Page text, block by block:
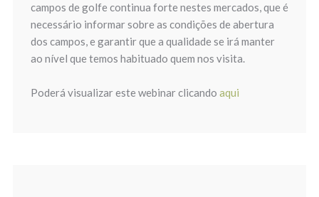
campos de golfe continua forte nestes mercados, que é
necessário informar sobre as condições de abertura
dos campos, e garantir que a qualidade se irá manter
ao nível que temos habituado quem nos visita.
Poderá visualizar este webinar clicando aqui